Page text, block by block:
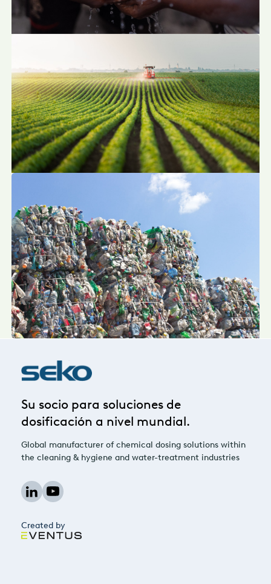
Su socio para soluciones de
dosificación a nivel mundial.
Global manufacturer of chemical dosing solutions within
the cleaning & hygiene and water-treatment industries
Created by